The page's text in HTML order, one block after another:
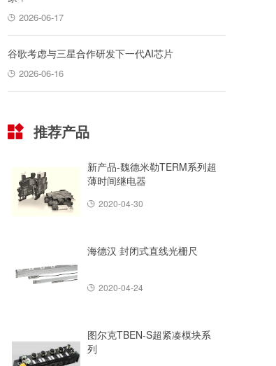
2026-06-17
谷歌考虑与三星合作研发下一代AI芯片
2026-06-16
推荐产品
新产品-魏德米勒TERM系列超
薄时间继电器
2020-04-30
海德汉 封闭式直线光栅尺
2020-04-24
图尔克TBEN-S超紧凑模块系
列